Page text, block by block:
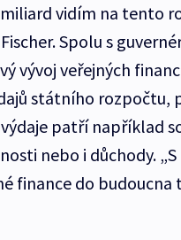
miliard vidím na tento
Spolu s
vývoj veřejných
státního rozpočtu,
patří například
nebo i důchody.
finance do